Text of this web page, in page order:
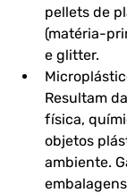
pellets de
(matéria-
e glitter.
Resultam
física,
objetos
ambiente.